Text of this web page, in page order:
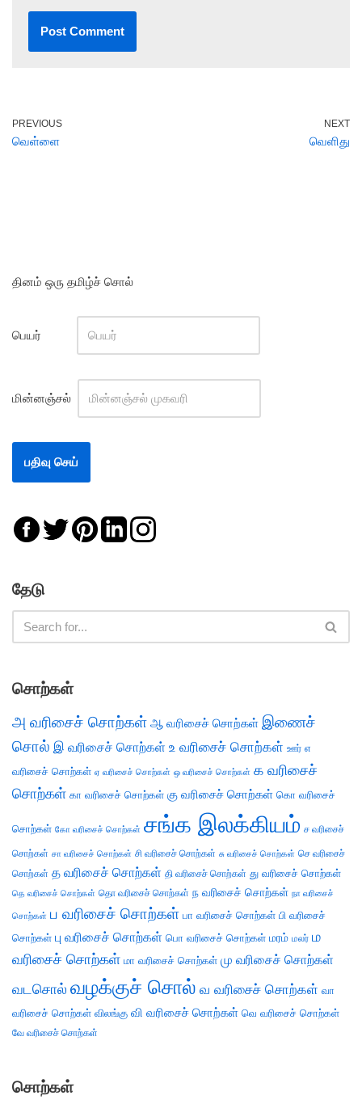
PREVIOUS
வெள்ளை
NEXT
வெளிது
தினம் ஒரு தமிழ்ச் சொல்
பெயர்
மின்னஞ்சல்
தேடு
சொற்கள்
அ வரிசைச் சொற்கள் ஆ வரிசைச் சொற்கள் இணைச்
சொல் இ வரிசைச் சொற்கள் உ வரிசைச் சொற்கள் ஊர் எ
வரிசைச் சொற்கள் ஏ வரிசைச் சொற்கள் ஒ வரிசைச் சொற்கள் க வரிசைச்
சொற்கள் கா வரிசைச் சொற்கள் கு வரிசைச் சொற்கள் கொ வரிசைச்
சொற்கள் கோ வரிசைச் சொற்கள் சங்க இலக்கியம் ச வரிசைச்
சொற்கள் சா வரிசைச் சொற்கள் சி வரிசைச் சொற்கள் சு வரிசைச் சொற்கள் செ வரிசைச்
சொற்கள் த வரிசைச் சொற்கள் தி வரிசைச் சொற்கள் து வரிசைச் சொற்கள்
தெ வரிசைச் சொற்கள் தொ வரிசைச் சொற்கள் ந வரிசைச் சொற்கள் நா வரிசைச்
சொற்கள் ப வரிசைச் சொற்கள் பா வரிசைச் சொற்கள் பி வரிசைச்
சொற்கள் பு வரிசைச் சொற்கள் பொ வரிசைச் சொற்கள் மரம் மலர் ம
வரிசைச் சொற்கள் மா வரிசைச் சொற்கள் மு வரிசைச் சொற்கள்
வடசொல் வழக்குச் சொல் வ வரிசைச் சொற்கள் வா
வரிசைச் சொற்கள் விலங்கு வி வரிசைச் சொற்கள் வெ வரிசைச் சொற்கள்
வே வரிசைச் சொற்கள்
சொற்கள்